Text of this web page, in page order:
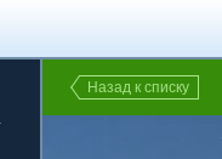
Назад к списку